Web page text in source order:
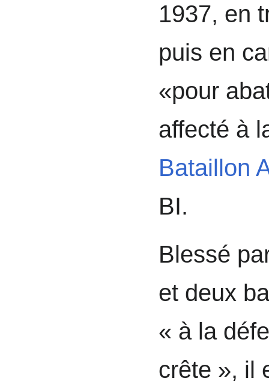
1937, en
puis en
«pour
affecté à
Bataillon
BI.
Blessé
et deux
« à la
crête », il